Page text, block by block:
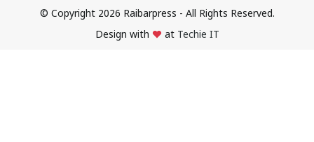
© Copyright 2026 Raibarpress - All Rights Reserved.
Design with
at Techie IT